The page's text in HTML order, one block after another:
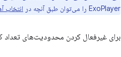
ExoPlayer را می‌توان طبق آنچه در
انتخاب
برای غیرفعال کردن محدودیت‌های تعداد